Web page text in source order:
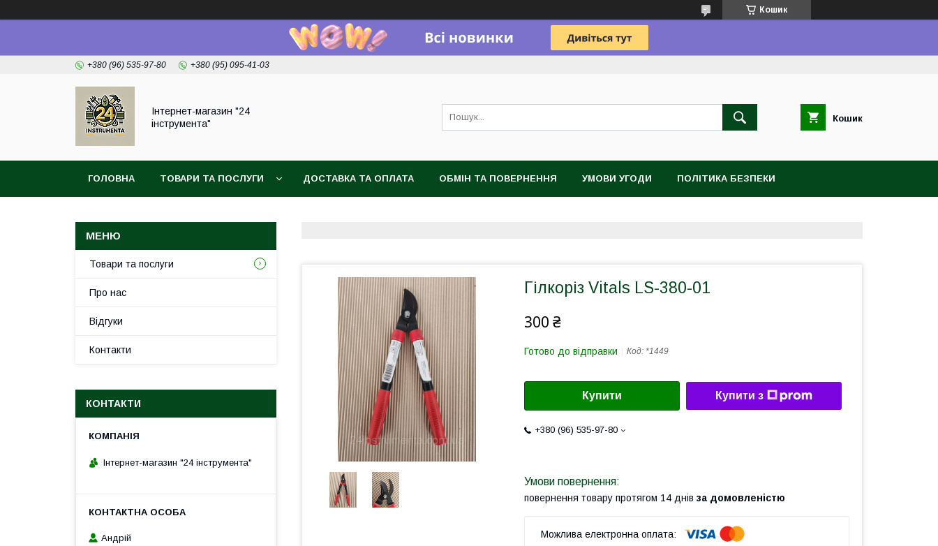
Кошик
+380 (96) 535-97-80 +380 (95) 095-41-03
Інтернет-магазин "24
інструмента"
Кошик
ГОЛОВНА ТОВАРИ ТА ПОСЛУГИ ДОСТАВКА ТА ОПЛАТА ОБМІН ТА ПОВЕРНЕННЯ УМОВИ УГОДИ ПОЛІТИКА БЕЗПЕКИ
Гілкоріз Vitals LS-380-01
300 ₴
Готово до відправки Код: *1449
Купити Купити з
+380 (96) 535-97-80
повернення товару протягом 14 днів за домовленістю
Товари та послуги
Про нас
Відгуки
Контакти
КОНТАКТИ
Інтернет-магазин "24 інструмента"
Андрій